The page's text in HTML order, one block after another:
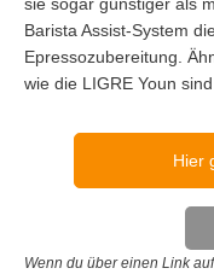
sie sogar günstiger als
Barista Assist-System
Epressozubereitung.
wie die LIGRE Youn
Hier
Wenn du über einen Link